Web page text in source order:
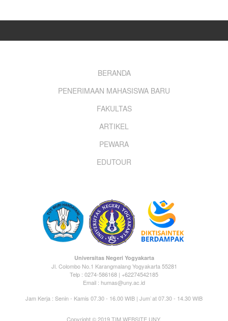
BERANDA
PENERIMAAN MAHASISWA BARU
FAKULTAS
ARTIKEL
PEWARA
EDUTOUR
Universitas Negeri Yogyakarta
Jl. Colombo No.1 Karangmalang Yogyakarta 55281
Telp : 0274-586168 | +62274542185
Email : humas@uny.ac.id
Jam Kerja : Senin - Kamis 07.30 - 16.00 WIB | Jum`at 07.30 - 14.30 WIB
Copyright © 2019 TIM WEBSITE UNY.